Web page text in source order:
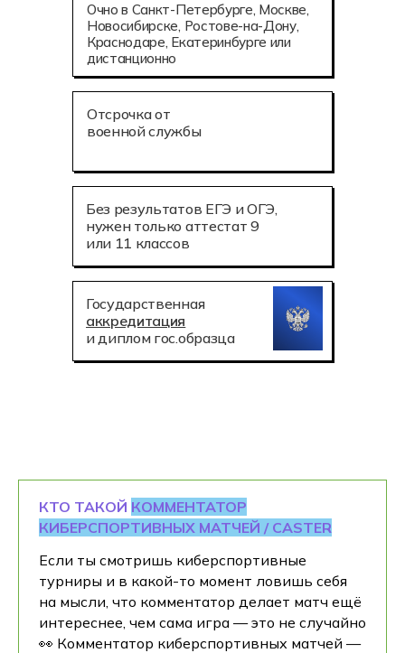
Государственная
аккредитация
и диплом гос.образца
Отсрочка от
военной службы
Без результатов ЕГЭ и ОГЭ,
нужен только аттестат 9
или 11 классов
Очно в Санкт-Петербурге, Москве,
Новосибирске, Ростове-на-Дону,
Краснодаре, Екатеринбурге или
дистанционно
КТО ТАКОЙ КОММЕНТАТОР
КИБЕРСПОРТИВНЫХ МАТЧЕЙ / CASTER
Если ты смотришь киберспортивные
турниры и в какой-то момент ловишь себя
на мысли, что комментатор делает матч ещё
интереснее, чем сама игра — это не случайно
👀 Комментатор киберспортивных матчей —